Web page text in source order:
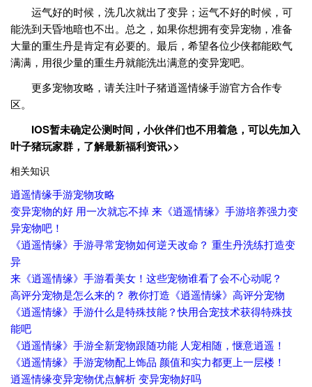
运气好的时候，洗几次就出了变异；运气不好的时候，可
能洗到天昏地暗也不出。总之，如果你想拥有变异宠物，准备
大量的重生丹是肯定有必要的。最后，希望各位少侠都能欧气
满满，用很少量的重生丹就能洗出满意的变异宠吧。
更多宠物攻略，请关注叶子猪逍遥情缘手游官方合作专
区。
IOS暂未确定公测时间，小伙伴们也不用着急，可以先加入
叶子猪玩家群，了解最新福利资讯>>
相关知识
逍遥情缘手游宠物攻略
变异宠物的好 用一次就忘不掉 来《逍遥情缘》手游培养强力变
异宠物吧！
《逍遥情缘》手游寻常宠物如何逆天改命？ 重生丹洗练打造变
异
来《逍遥情缘》手游看美女！这些宠物谁看了会不心动呢？
高评分宠物是怎么来的？ 教你打造《逍遥情缘》高评分宠物
《逍遥情缘》手游什么是特殊技能？快用合宠技术获得特殊技
能吧
《逍遥情缘》手游全新宠物跟随功能 人宠相随，惬意逍遥！
《逍遥情缘》手游宠物配上饰品 颜值和实力都更上一层楼！
逍遥情缘变异宠物优点解析 变异宠物好吗